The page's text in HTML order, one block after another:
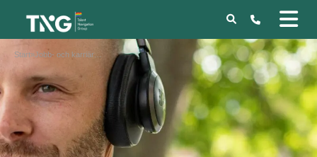
Start»